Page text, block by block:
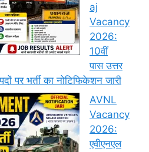
aj
Vacancy
2026:
10वीं
पास उत्तर
पर भर्ती का नोटिफिकेशन जारी
AVNL
Vacancy
2026:
एवीएनएल